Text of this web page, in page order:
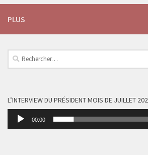
PLUS
Rechercher :
L’INTERVIEW DU PRÉSIDENT MOIS DE JUILLET
Lecteur
00:00